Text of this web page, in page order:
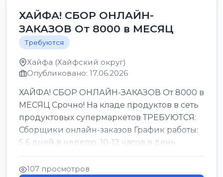
ХАЙФА! СБОР ОНЛАЙН-
ЗАКАЗОВ От 8000 в МЕСЯЦ
Требуются
Хайфа (Хайфский округ)
Опубликовано: 17.06.2026
ХАЙФА! СБОР ОНЛАЙН-ЗАКАЗОВ От 8000 в
МЕСЯЦ Срочно! На кладе продуктов в сеть
продуктовых супермаркетов ТРЕБУЮТСЯ:
Сборщики онлайн-заказов График работы:
5 6 дней в неделю, 10-12 часов в день.
Колле ОП...
107 просмотров